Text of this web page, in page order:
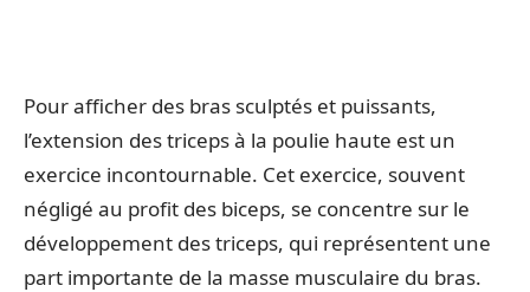
Pour afficher des bras sculptés et puissants,
l’extension des triceps à la poulie haute est un
exercice incontournable. Cet exercice, souvent
négligé au profit des biceps, se concentre sur le
développement des triceps, qui représentent une
part importante de la masse musculaire du bras.